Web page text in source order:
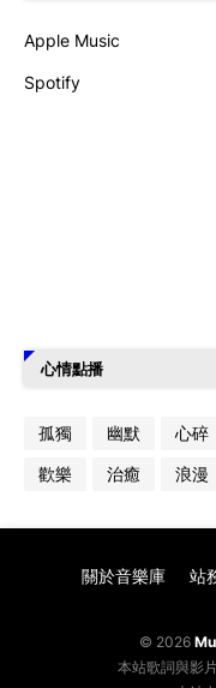
Apple Music
Spotify
心情點播
孤獨 幽默 心碎
歡樂
治癒 浪漫
© 2026
本站歌詞與影
關於音樂庫 站